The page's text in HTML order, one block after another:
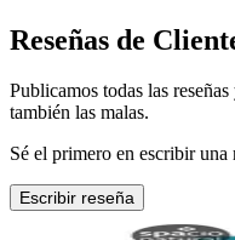
Reseñas de
Publicamos todas las
también las malas.
Sé el primero en escribir una
Escribir reseña